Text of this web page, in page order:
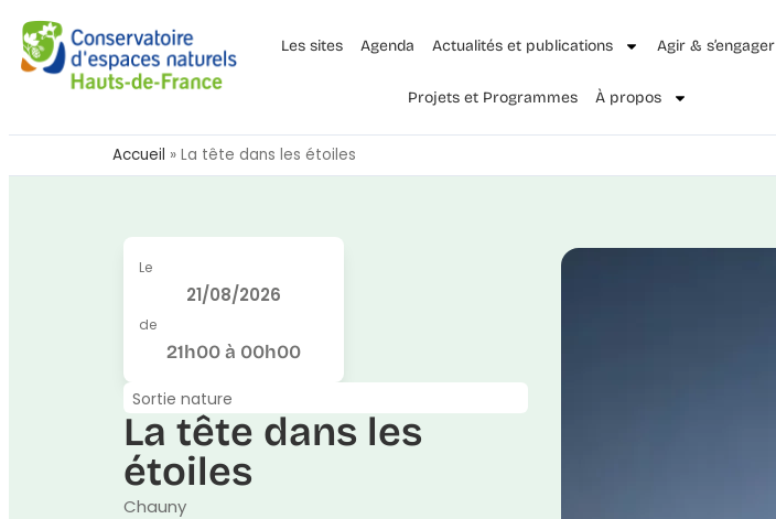
Les sites Agenda Actualités et publications Agir & s’engager
Projets et Programmes À propos
Accueil » La tête dans les étoiles
Le
21/08/2026
de
21h00 à 00h00
Sortie nature
La tête dans les
étoiles
Chauny